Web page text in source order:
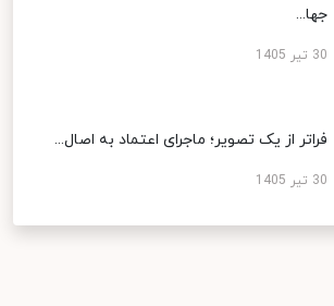
جها...
30 تیر 1405
فراتر از یک تصویر؛ ماجرای اعتماد به اصال...
30 تیر 1405